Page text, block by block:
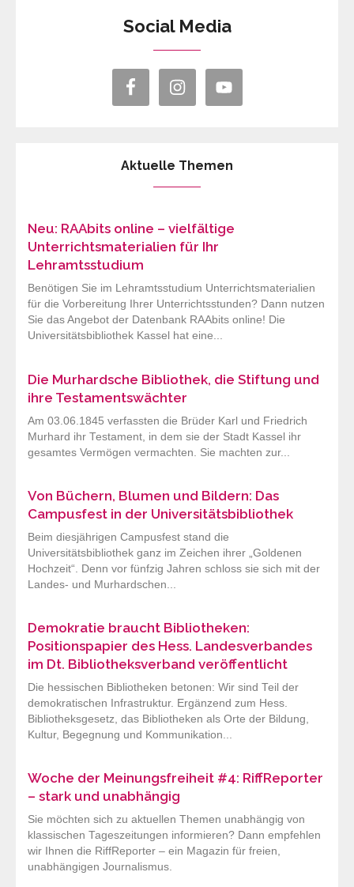
Social Media
Aktuelle Themen
Neu: RAAbits online – vielfältige
Unterrichtsmaterialien für Ihr
Lehramtsstudium
Benötigen Sie im Lehramtsstudium Unterrichtsmaterialien
für die Vorbereitung Ihrer Unterrichtsstunden? Dann nutzen
Sie das Angebot der Datenbank RAAbits online! Die
Universitätsbibliothek Kassel hat eine...
Die Murhardsche Bibliothek, die Stiftung und
ihre Testamentswächter
Am 03.06.1845 verfassten die Brüder Karl und Friedrich
Murhard ihr Testament, in dem sie der Stadt Kassel ihr
gesamtes Vermögen vermachten. Sie machten zur...
Von Büchern, Blumen und Bildern: Das
Campusfest in der Universitätsbibliothek
Beim diesjährigen Campusfest stand die
Universitätsbibliothek ganz im Zeichen ihrer „Goldenen
Hochzeit“. Denn vor fünfzig Jahren schloss sie sich mit der
Landes- und Murhardschen...
Demokratie braucht Bibliotheken:
Positionspapier des Hess. Landesverbandes
im Dt. Bibliotheksverband veröffentlicht
Die hessischen Bibliotheken betonen: Wir sind Teil der
demokratischen Infrastruktur. Ergänzend zum Hess.
Bibliotheksgesetz, das Bibliotheken als Orte der Bildung,
Kultur, Begegnung und Kommunikation...
Woche der Meinungsfreiheit #4: RiffReporter
– stark und unabhängig
Sie möchten sich zu aktuellen Themen unabhängig von
klassischen Tageszeitungen informieren? Dann empfehlen
wir Ihnen die RiffReporter – ein Magazin für freien,
unabhängigen Journalismus.